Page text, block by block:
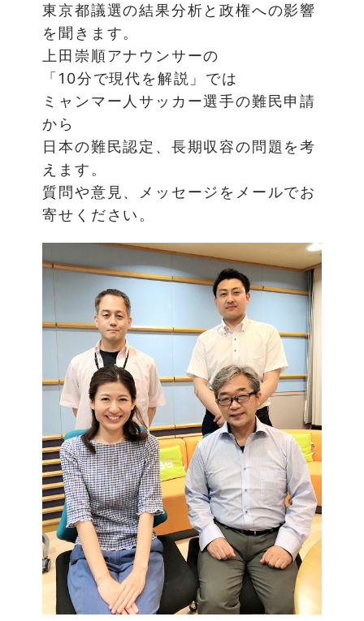
東京都議選の結果分析と政権への影響
を聞きます。
上田崇順アナウンサーの
「10分で現代を解説」では
ミャンマー人サッカー選手の難民申請
から
日本の難民認定、長期収容の問題を考
えます。
質問や意見、メッセージをメールでお
寄せください。